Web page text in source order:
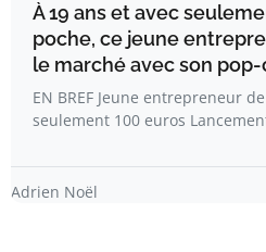
À 19 ans et avec
poche, ce jeune
le marché avec son pop-
EN BREF Jeune entrepreneur
seulement 100 euros
Adrien Noël